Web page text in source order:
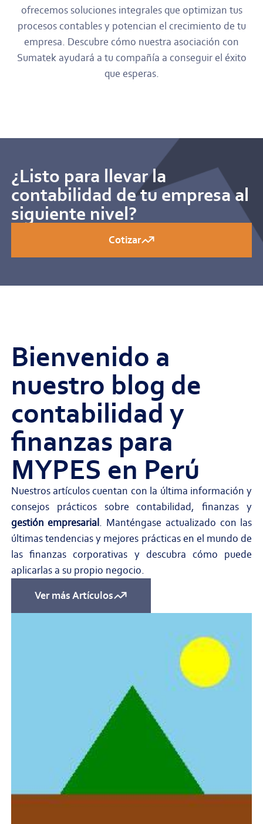
ofrecemos soluciones integrales que optimizan tus
procesos contables y potencian el crecimiento de tu
empresa. Descubre cómo nuestra asociación con
Sumatek ayudará a tu compañía a conseguir el éxito
que esperas.
¿Listo para llevar la
contabilidad de tu empresa al
siguiente nivel?
Cotizar
Bienvenido a
nuestro blog de
contabilidad y
finanzas para
MYPES en Perú
Nuestros artículos cuentan con la última información y
consejos prácticos sobre contabilidad, finanzas y
gestión empresarial. Manténgase actualizado con las
últimas tendencias y mejores prácticas en el mundo de
las finanzas corporativas y descubra cómo puede
aplicarlas a su propio negocio.
Ver más Artículos